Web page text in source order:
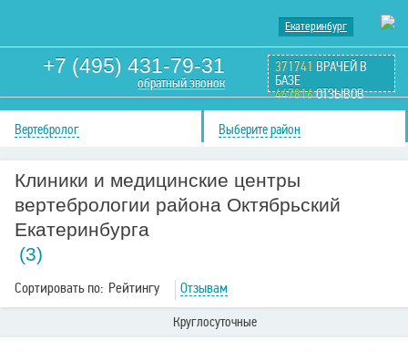
Екатеринбург
+7 (495) 431-79-31
обратный звонок
371741 ВРАЧЕЙ В
БАЗЕ
447816ОТЗЫВОВ
Вертебролог Выберите район
Клиники и медицинские центры
вертебрологии района Октябрьский
Екатеринбурга
(3)
Сортировать по: Рейтингу Отзывам
Круглосуточные